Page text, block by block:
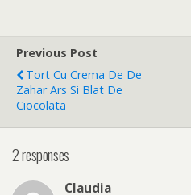
Previous Post
Tort Cu Crema De De
Zahar Ars Si Blat De
Ciocolata
2 responses
Claudia